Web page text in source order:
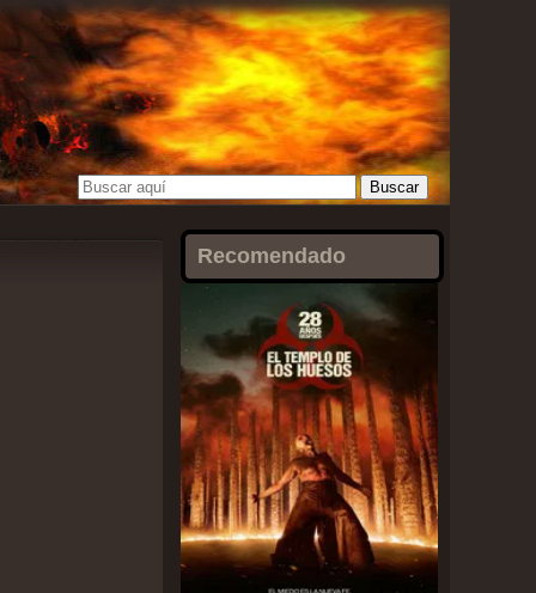
Recomendado